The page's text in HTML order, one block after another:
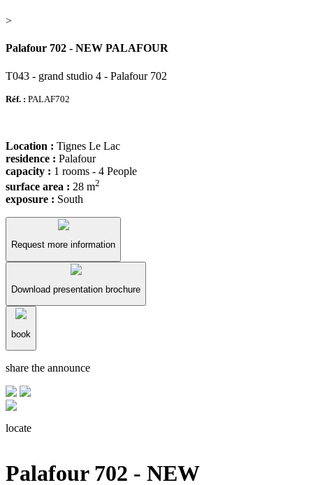
>
Palafour 702 - NEW PALAFOUR
T043 - grand studio 4 - Palafour 702
Réf. : PALAF702
Location : Tignes Le Lac
residence : Palafour
capacity : 1 rooms - 4 People
surface area : 28 m2
exposure : South
Request more information
Download presentation brochure
book
share the announce
locate
T043 - grand studio 4 - Palafour 702
Tignes Le Lac - Palafour
Palafour 702 - NEW